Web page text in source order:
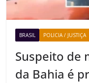
BRASIL POLICIA / JUSTIÇA
Suspeito de
da Bahia é